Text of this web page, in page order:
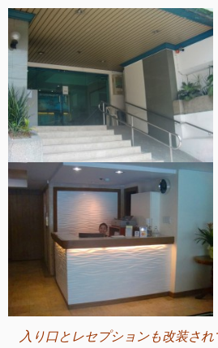
入り口とレセプションも改装さ